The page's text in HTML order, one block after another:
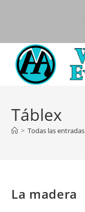
Táblex
> Todas las entradas
La madera